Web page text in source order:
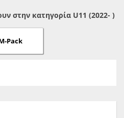
στην κατηγορία U11 (2022- )
Pack